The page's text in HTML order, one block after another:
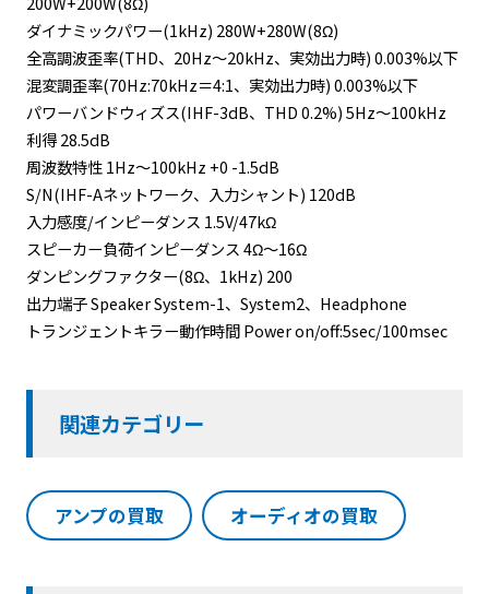
ダイナミックパワー(1kHz) 280W+280W(8Ω)
全高調波歪率(THD、20Hz～20kHz、実効出力時) 0.003%以下
混変調歪率(70Hz:70kHz＝4:1、実効出力時) 0.003%以下
パワーバンドウィズス(IHF-3dB、THD 0.2%) 5Hz～100kHz
利得 28.5dB
周波数特性 1Hz～100kHz +0 -1.5dB
S/N(IHF-Aネットワーク、入力シャント) 120dB
入力感度/インピーダンス 1.5V/47kΩ
スピーカー負荷インピーダンス 4Ω～16Ω
ダンピングファクター(8Ω、1kHz) 200
出力端子 Speaker System-1、System2、Headphone
トランジェントキラー動作時間 Power on/off:5sec/100msec
関連カテゴリー
アンプの買取 オーディオの買取